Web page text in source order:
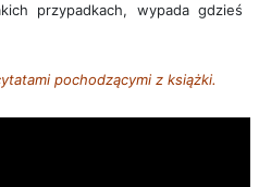
przypadkach, wypada gdzieś
pochodzącymi z książki.